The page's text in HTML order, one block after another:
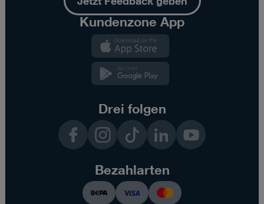
Kundenzone App
Drei folgen
InstagramTikTok LinkedInYouTube
Bezahlarten